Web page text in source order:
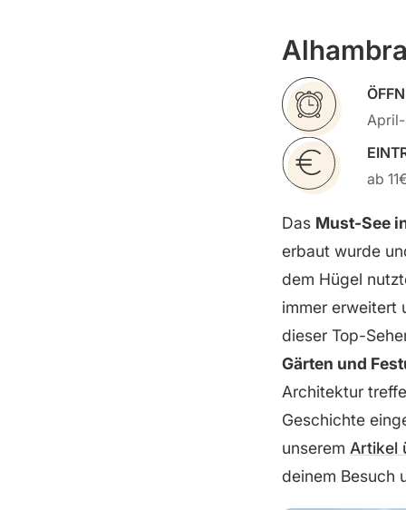
Alhambra
ab
Das Must-See
erbaut wurde
dem Hügel
immer erweitert
dieser Top-
Gärten und
Architektur
Geschichte
unserem Artikel
deinem Besuch